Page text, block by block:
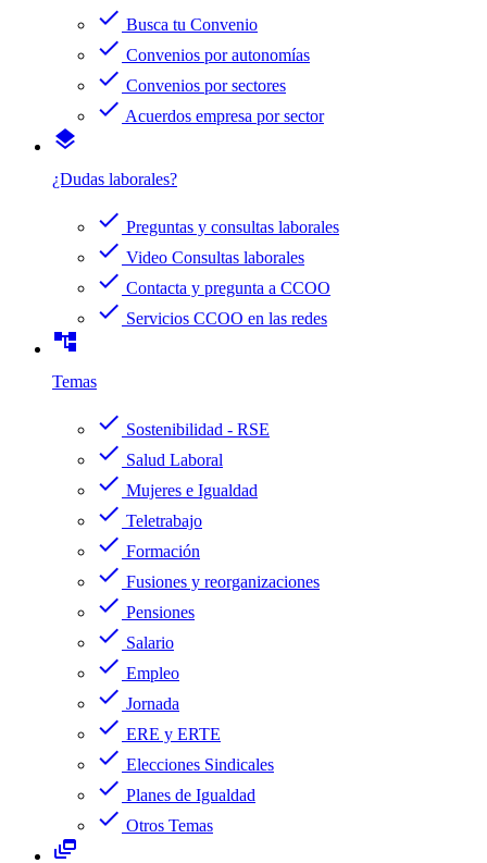
check Busca tu Convenio
check Convenios por autonomías
check Convenios por sectores
check Acuerdos empresa por sector
layers
¿Dudas laborales?
check Preguntas y consultas laborales
check Video Consultas laborales
check Contacta y pregunta a CCOO
check Servicios CCOO en las redes
account_tree
Temas
check Sostenibilidad - RSE
check Salud Laboral
check Mujeres e Igualdad
check Teletrabajo
check Formación
check Fusiones y reorganizaciones
check Pensiones
check Salario
check Empleo
check Jornada
check ERE y ERTE
check Elecciones Sindicales
check Planes de Igualdad
check Otros Temas
dynamic_feed